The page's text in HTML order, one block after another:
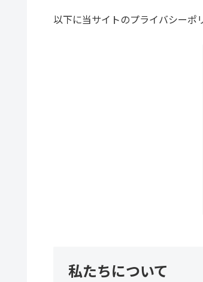
以下に当サイトのプライバシーポ
私たちについて